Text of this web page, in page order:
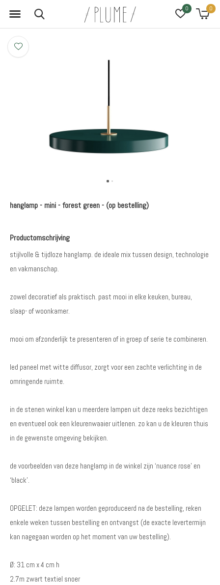
0 0
hanglamp - mini - forest green - (op bestelling)
Productomschrijving
stijlvolle & tijdloze hanglamp. de ideale mix tussen design, technologie
en vakmanschap.
zowel decoratief als praktisch. past mooi in elke keuken, bureau,
slaap- of woonkamer.
mooi om afzonderlijk te presenteren of in groep of serie te combineren.
led paneel met witte diffusor, zorgt voor een zachte verlichting in de
omringende ruimte.
in de stenen winkel kan u meerdere lampen uit deze reeks bezichtigen
en eventueel ook een kleurenwaaier uitlenen. zo kan u de kleuren thuis
in de gewenste omgeving bekijken.
de voorbeelden van deze hanglamp in de winkel zijn ‘nuance rose’ en
‘black’.
OPGELET: deze lampen worden geproduceerd na de bestelling, reken
enkele weken tussen bestelling en ontvangst (de exacte levertermijn
kan nagegaan worden op het moment van uw bestelling).
Ø: 31 cm x 4 cm h
2.7m zwart textiel snoer